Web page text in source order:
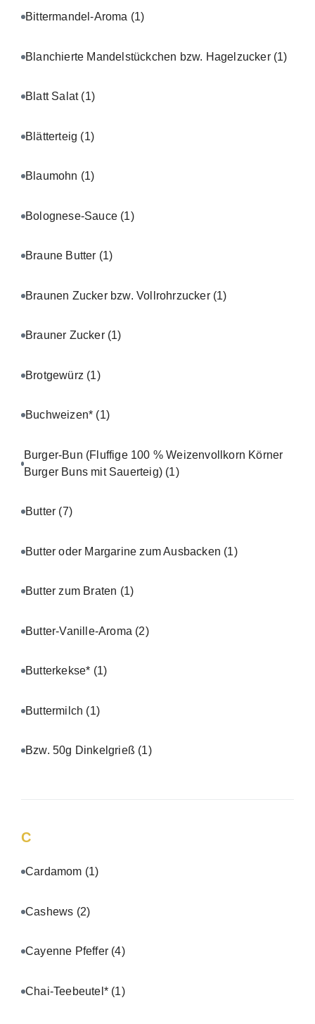
Bittermandel-Aroma (1)
Blanchierte Mandelstückchen bzw. Hagelzucker (1)
Blatt Salat (1)
Blätterteig (1)
Blaumohn (1)
Bolognese-Sauce (1)
Braune Butter (1)
Braunen Zucker bzw. Vollrohrzucker (1)
Brauner Zucker (1)
Brotgewürz (1)
Buchweizen* (1)
Burger-Bun (Fluffige 100 % Weizenvollkorn Körner
Burger Buns mit Sauerteig) (1)
Butter (7)
Butter oder Margarine zum Ausbacken (1)
Butter zum Braten (1)
Butter-Vanille-Aroma (2)
Butterkekse* (1)
Buttermilch (1)
Bzw. 50g Dinkelgrieß (1)
C
Cardamom (1)
Cashews (2)
Cayenne Pfeffer (4)
Chai-Teebeutel* (1)